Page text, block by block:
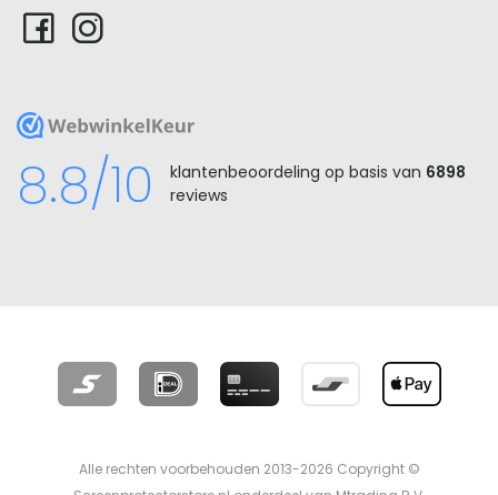
WebwinkelKeur
8.8/10 klantenbeoordeling op basis van 6898
reviews
Alle rechten voorbehouden 2013-2026 Copyright ©